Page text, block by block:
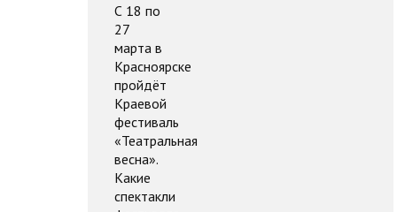
С 18 по
27
марта в
Красноярске
пройдёт
Краевой
фестиваль
«Театральная
весна».
Какие
спектакли